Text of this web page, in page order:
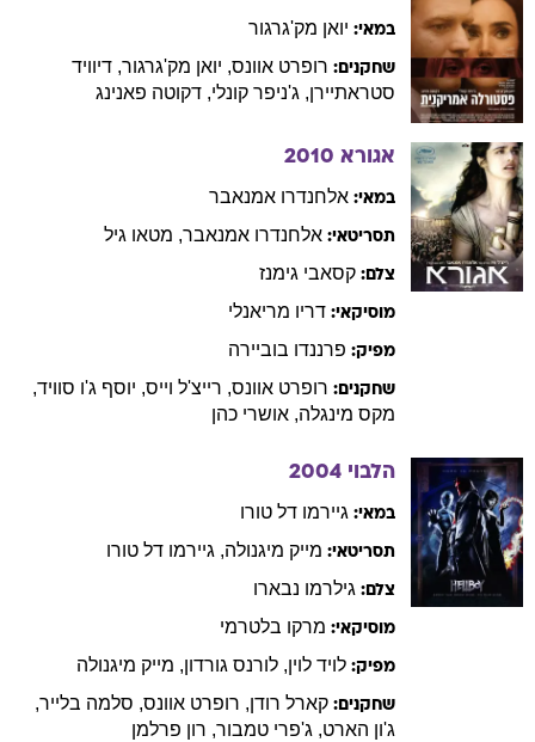
במאי: יואן מק'גרגור
שחקנים: רופרט אוונס, יואן מק'גרגור, דיוויד
סטראתיירן, ג'ניפר קונלי, דקוטה פאנינג
אגורא 2010
במאי: אלחנדרו אמנאבר
תסריטאי: אלחנדרו אמנאבר, מטאו גיל
צלם: קסאבי גימנז
מוסיקאי: דריו מריאנלי
מפיק: פרננדו בוביירה
שחקנים: רופרט אוונס, רייצ'ל וייס, יוסף ג'ו סוויד,
מקס מינגלה, אושרי כהן
הלבוי 2004
במאי: גיירמו דל טורו
תסריטאי: מייק מיגנולה, גיירמו דל טורו
צלם: גילרמו נבארו
מוסיקאי: מרקו בלטרמי
מפיק: לויד לוין, לורנס גורדון, מייק מיגנולה
שחקנים: קארל רודן, רופרט אוונס, סלמה בלייר,
ג'ון הארט, ג'פרי טמבור, רון פרלמן